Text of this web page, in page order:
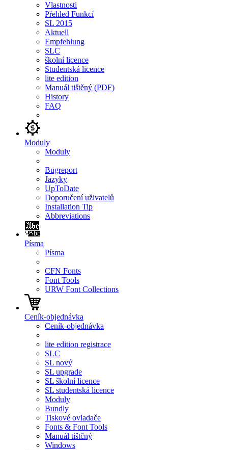
Vlastnosti
Přehled Funkcí
SL 2015
Aktuell
Empfehlung
SLC
školní licence
Studentská licence
lite edition
Manuál tištěný (PDF)
History
FAQ
Moduly
Moduly
Bugreport
Jazyky
UpToDate
Doporučení uživatelů
Installation Tip
Abbreviations
Písma
Písma
CFN Fonts
Font Tools
URW Font Collections
Ceník-objednávka
Ceník-objednávka
lite edition registrace
SLC
SL nový
SL upgrade
SL školní licence
SL studentská licence
Moduly
Bundly
Tiskové ovladače
Fonts & Font Tools
Manuál tištčný
Windows